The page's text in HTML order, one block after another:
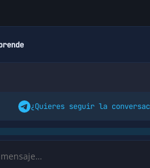
¿Quieres seguir la